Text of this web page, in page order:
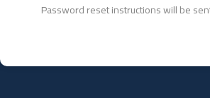
Password reset instructions will be